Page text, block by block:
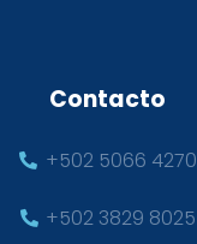
Contacto
+502 5066 4270
+502 3829 8025